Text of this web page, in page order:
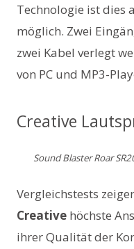
Technologie ist dies
möglich. Zwei
zwei Kabel verlegt
von PC und MP3-
Creative
Sound Blaster Roar
Vergleichstests
Creative höchste
ihrer Qualität der